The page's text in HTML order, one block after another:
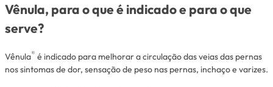
Vênula, para o que é indicado e para o que
serve?
Vênula® é indicado para melhorar a circulação das veias das pernas
nos sintomas de dor, sensação de peso nas pernas, inchaço e varizes.